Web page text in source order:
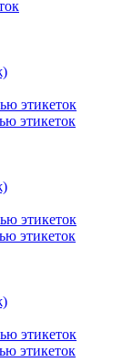
этикеток
этикеток
этикеток
этикеток
этикеток
этикеток